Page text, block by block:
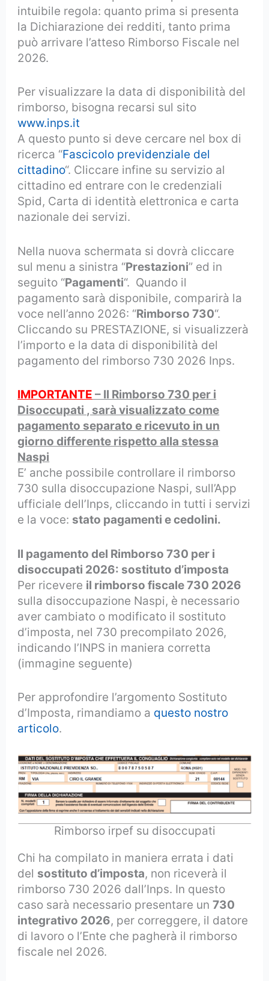
intuibile regola: quanto prima si presenta
la Dichiarazione dei redditi, tanto prima
può arrivare l’atteso Rimborso Fiscale nel
2026.
Per visualizzare la data di disponibilità del
rimborso, bisogna recarsi sul sito
www.inps.it
A questo punto si deve cercare nel box di
ricerca “Fascicolo previdenziale del
cittadino“. Cliccare infine su servizio al
cittadino ed entrare con le credenziali
Spid, Carta di identità elettronica e carta
nazionale dei servizi.
Nella nuova schermata si dovrà cliccare
sul menu a sinistra “Prestazioni” ed in
seguito “Pagamenti“. Quando il
pagamento sarà disponibile, comparirà la
voce nell’anno 2026: “Rimborso 730“.
Cliccando su PRESTAZIONE, si visualizzerà
l’importo e la data di disponibilità del
pagamento del rimborso 730 2026 Inps.
IMPORTANTE – Il Rimborso 730 per i
Disoccupati , sarà visualizzato come
pagamento separato e ricevuto in un
giorno differente rispetto alla stessa
Naspi
E’ anche possibile controllare il rimborso
730 sulla disoccupazione Naspi, sull’App
ufficiale dell’Inps, cliccando in tutti i servizi
e la voce: stato pagamenti e cedolini.
Il pagamento del Rimborso 730 per i
disoccupati 2026: sostituto d’imposta
Per ricevere il rimborso fiscale 730 2026
sulla disoccupazione Naspi, è necessario
aver cambiato o modificato il sostituto
d’imposta, nel 730 precompilato 2026,
indicando l’INPS in maniera corretta
(immagine seguente)
Per approfondire l’argomento Sostituto
d’Imposta, rimandiamo a questo nostro
articolo.
Rimborso irpef su disoccupati
Chi ha compilato in maniera errata i dati
del sostituto d’imposta, non riceverà il
rimborso 730 2026 dall’Inps. In questo
caso sarà necessario presentare un730
integrativo 2026, per correggere, il datore
di lavoro o l’Ente che pagherà il rimborso
fiscale nel 2026.